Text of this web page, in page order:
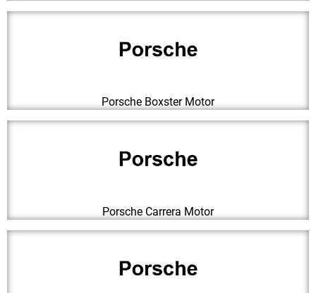
Porsche Boxster Motor
Porsche Carrera Motor